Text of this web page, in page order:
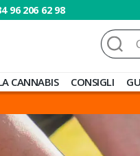
96 206 62 98
Cerca:
CANNABIS CONSIGLI